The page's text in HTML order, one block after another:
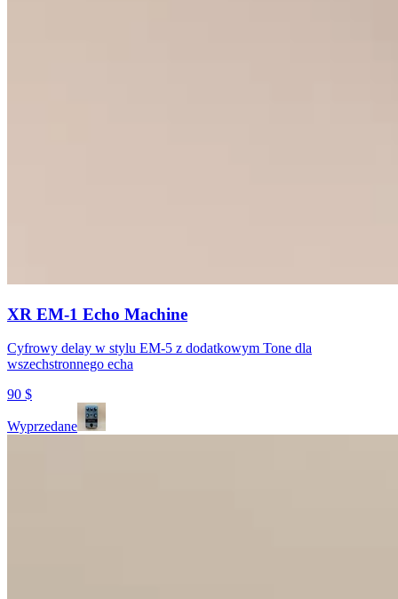
XR EM-1 Echo Machine
Cyfrowy delay w stylu EM-5 z dodatkowym Tone dla
wszechstronnego echa
90 $
Wyprzedane